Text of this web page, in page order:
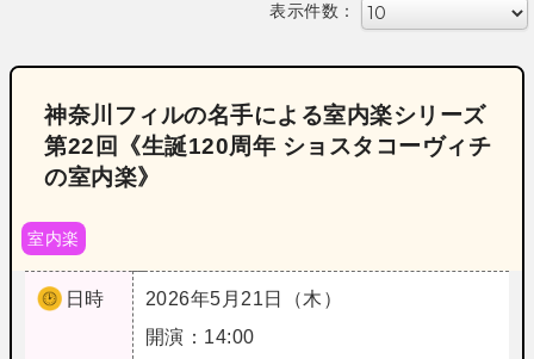
表示件数：
神奈川フィルの名手による室内楽シリーズ
第22回《生誕120周年 ショスタコーヴィチ
の室内楽》
室内楽
日時
2026年5月21日（木）
開演：14:00